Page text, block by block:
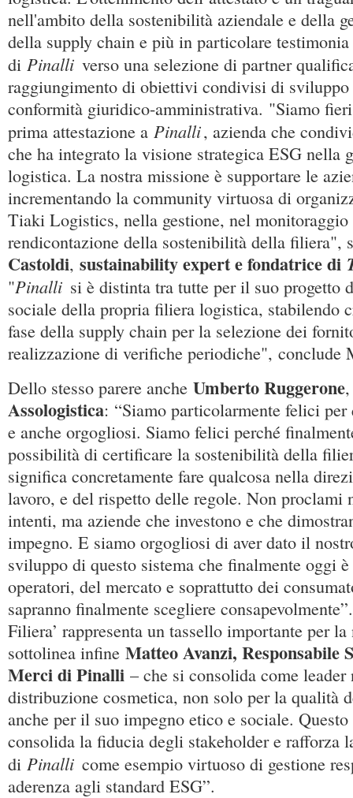
nell'ambito della sostenibilità aziendale e della
della supply chain e più in particolare testimonia
di Pinalli verso una selezione di partner
raggiungimento di obiettivi condivisi di sviluppo
conformità giuridico-amministrativa. "Siamo
prima attestazione a Pinalli, azienda che
che ha integrato la visione strategica ESG nella
logistica. La nostra missione è supportare le
incrementando la community virtuosa di
Tiaki Logistics, nella gestione, nel monitoraggio
rendicontazione della sostenibilità della filiera",
Castoldi, sustainability expert e fondatrice di
"Pinalli si è distinta tra tutte per il suo progetto
sociale della propria filiera logistica, stabilendo
fase della supply chain per la selezione dei
realizzazione di verifiche periodiche",
Dello stesso parere anche Umberto Ruggerone
Assologistica: “Siamo particolarmente felici
e anche orgogliosi. Siamo felici perché
possibilità di certificare la sostenibilità della
significa concretamente fare qualcosa nella
lavoro, e del rispetto delle regole. Non proclami
intenti, ma aziende che investono e che
impegno. E siamo orgogliosi di aver dato il
sviluppo di questo sistema che finalmente oggi
operatori, del mercato e soprattutto dei
sapranno finalmente scegliere
Filiera’ rappresenta un tassello importante per
sottolinea infine Matteo Avanzi, Responsabile
Merci di Pinalli – che si consolida come leader
distribuzione cosmetica, non solo per la qualità
anche per il suo impegno etico e sociale.
consolida la fiducia degli stakeholder e rafforza
di Pinalli come esempio virtuoso di gestione
aderenza agli standard ESG”.